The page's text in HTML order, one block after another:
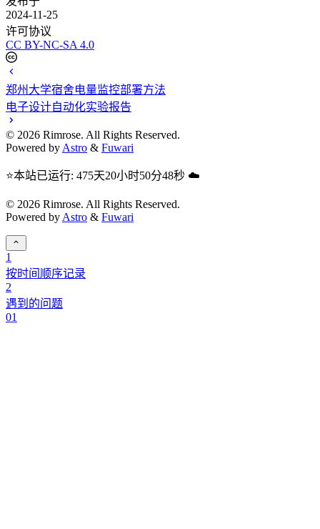
2024-11-25
许可协议
CC BY-NC-SA 4.0
郑州大学宿舍电量监控部署方法
电子设计自动化实验报告
© 2026 Rimrose. All Rights Reserved.
Powered by Astro & Fuwari
⭐本站已运行: 475天20小时50分49秒 ☁️
© 2026 Rimrose. All Rights Reserved.
Powered by Astro & Fuwari
1
按时间顺序记录
2
遇到的问题
01